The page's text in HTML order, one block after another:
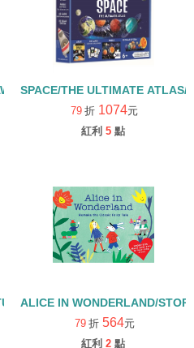
PUZZLE THATS SHAPED LIKE A
SPACE/THE ULTIMATE ATLAS/
79 折 1074元
紅利 5 點
拼圖
ALICE IN WONDERLAND/
79 折 564元
紅利 2 點